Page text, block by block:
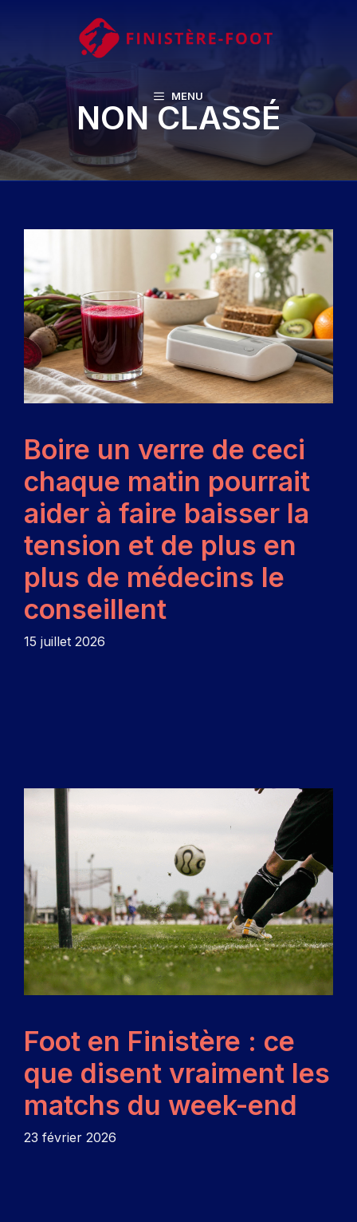
MENU
NON CLASSÉ
Boire un verre de ceci
chaque matin pourrait
aider à faire baisser la
tension et de plus en
plus de médecins le
conseillent
15 juillet 2026
Foot en Finistère : ce
que disent vraiment les
matchs du week-end
23 février 2026